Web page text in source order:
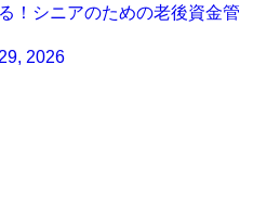
！シニアのための老後資金管
2026